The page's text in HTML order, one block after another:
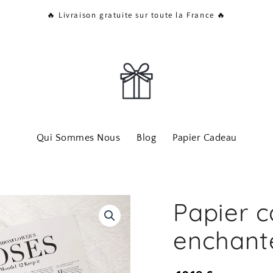
🔥 Livraison gratuite sur toute la France 🔥
Qui Sommes Nous Blog Papier Cadeau
Papier